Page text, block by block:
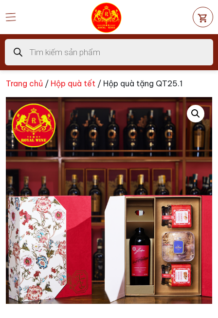
đến
dung
Tìm
kiếm
sản
phẩm
Trang chủ / Hộp quà tết / Hộp quà tặng QT25.1